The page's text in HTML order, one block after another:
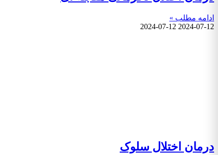
ادامه مطلب »
2024-07-12
2024-07-12
درمان اختلال سلوک